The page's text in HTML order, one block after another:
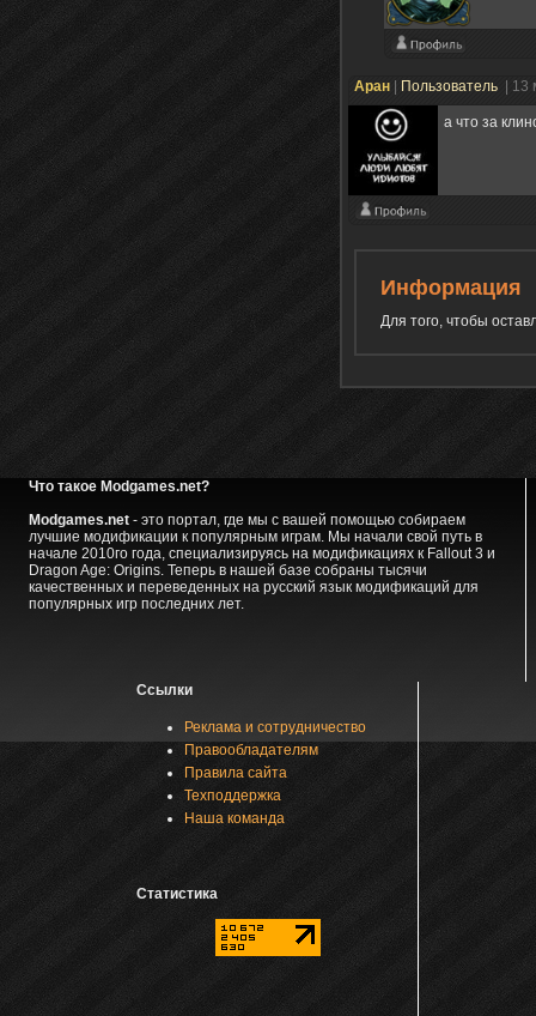
Аран Пользователь |
а что за
Информация
Для того, чтобы
Что такое Modgames.net?
Modgames.net- это портал, где мы с вашей помощью собираем
лучшие модификации к популярным играм. Мы начали свой путь в
начале 2010го года, специализируясь на модификациях к Fallout 3 и
Dragon Age: Origins. Теперь в нашей базе собраны тысячи
качественных и переведенных на русский язык модификаций для
популярных игр последних лет.
Ссылки
Реклама и сотрудничество
Правообладателям
Правила сайта
Техподдержка
Наша команда
Статистика